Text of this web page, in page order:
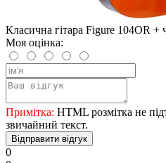
Класична гітара Figure 104OR +
Моя оцінка:
Примітка: HTML розмітка не
звичайний текст.
Відправити відгук
0